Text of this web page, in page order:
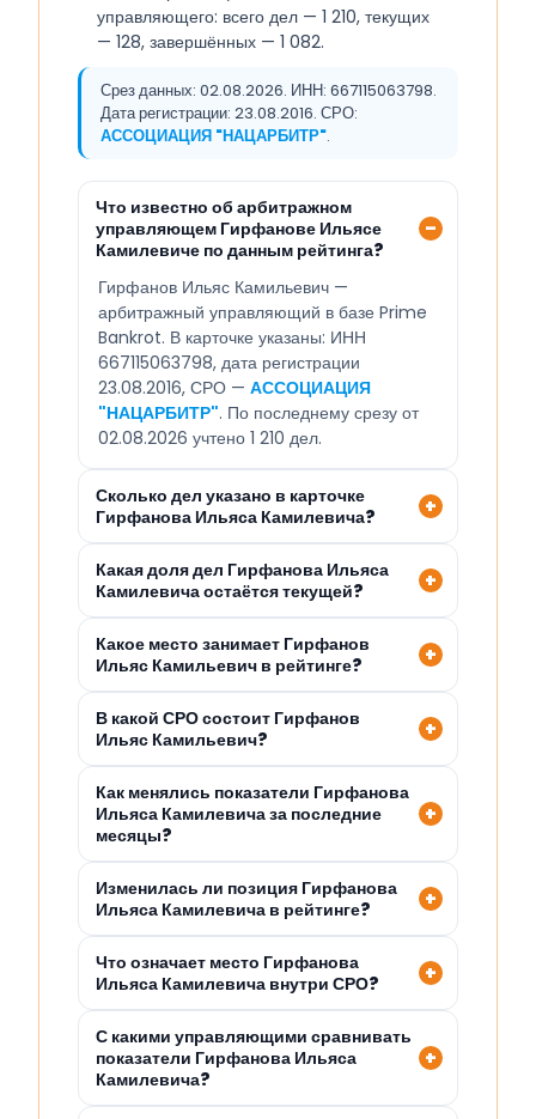
управляющего: всего дел — 1 210, текущих
— 128, завершённых — 1 082.
Срез данных: 02.08.2026. ИНН: 667115063798.
Дата регистрации: 23.08.2016. СРО:
АССОЦИАЦИЯ "НАЦАРБИТР".
Что известно об арбитражном
управляющем Гирфанове Ильясе
Камилевиче по данным рейтинга?
Гирфанов Ильяс Камильевич —
арбитражный управляющий в базе Prime
Bankrot. В карточке указаны: ИНН
667115063798, дата регистрации
23.08.2016, СРО — АССОЦИАЦИЯ
"НАЦАРБИТР". По последнему срезу от
02.08.2026 учтено 1 210 дел.
Сколько дел указано в карточке
Гирфанова Ильяса Камилевича?
Какая доля дел Гирфанова Ильяса
Камилевича остаётся текущей?
Какое место занимает Гирфанов
Ильяс Камильевич в рейтинге?
В какой СРО состоит Гирфанов
Ильяс Камильевич?
Как менялись показатели Гирфанова
Ильяса Камилевича за последние
месяцы?
Изменилась ли позиция Гирфанова
Ильяса Камилевича в рейтинге?
Что означает место Гирфанова
Ильяса Камилевича внутри СРО?
С какими управляющими сравнивать
показатели Гирфанова Ильяса
Камилевича?